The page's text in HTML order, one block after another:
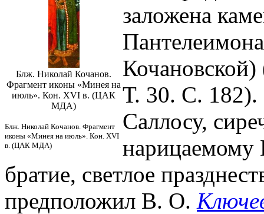
Блж. Николай Кочанов.
Фрагмент иконы «Минея на
июль». Кон. XVI в. (ЦАК
МДА)
Блж. Николай Кочанов. Фрагмент
иконы «Минея на июль». Кон. XVI
в. (ЦАК МДА)
заложена
Т. 30. С. 182).
Саллосу,
нарицаемому
братие, светлое
предположил В. О.